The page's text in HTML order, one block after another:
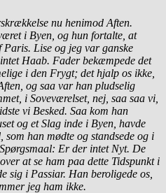
nu henimod Aften.
i Byen, og hun fortalte, at
Lise og jeg var ganske
Haab. Fader bekæmpede det
i den Frygt; det hjalp os ikke,
og saa var han pludselig
i Soveværelset, nej, saa saa vi,
vi Besked. Saa kom han
og et Slag inde i Byen, havde
han mødte og standsede og i
Er der intet Nyt. De
at se ham paa dette Tidspunkt i
sig i Passiar. Han beroligede os,
jeg ham ikke.